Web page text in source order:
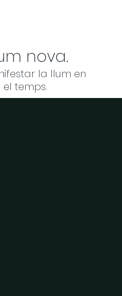
nova.
la llum en
temps.